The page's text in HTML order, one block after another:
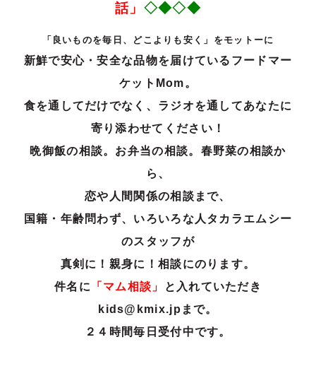
話」 ◇◆◇◆
「良いものを毎日、どこよりも安く」をモットーに
新鮮で安心・安全な品物を届けているフードマー
ケットMom。
食を通してだけでなく、ラジオを通してあなたに
寄り添わせてください！
晩御飯の相談。お弁当の相談。春野菜の相談か
ら、
恋や人間関係の相談まで、
国籍・年齢問わず、いろいろな人タカラエムシー
のスタッフが
真剣に！親身に！相談にのります。
件名に
「マム相談」
と入れていただき
kids@kmix.jpまで。
２４時間毎日受付中です。